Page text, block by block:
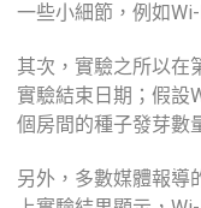
一些小細節，例如
其次，實驗之所以在
實驗結束日期；假設
個房間的種子發芽數
另外，多數媒體報導